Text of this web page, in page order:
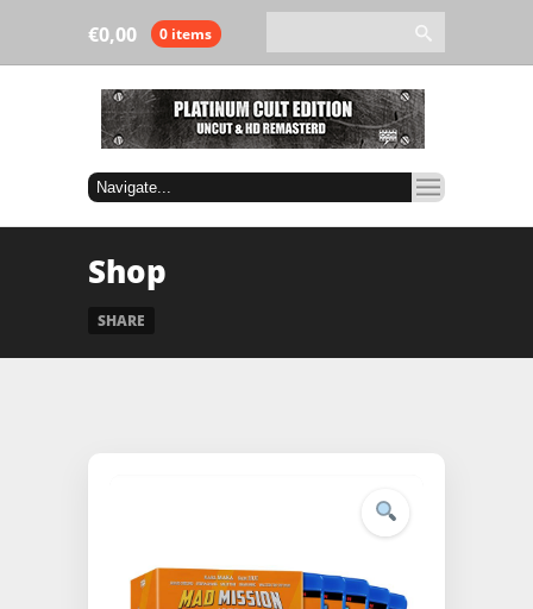
0,00
€ 0 items
Shop
SHARE